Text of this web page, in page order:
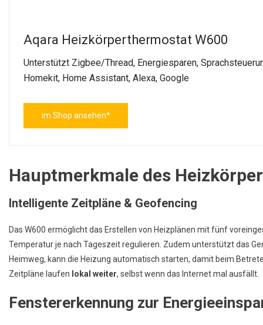
Aqara Heizkörperthermostat W600
Unterstützt Zigbee/Thread, Energiesparen,
Homekit, Home Assistant, Alexa, Google
im Shop ansehen*
Hauptmerkmale des
Intelligente Zeitpläne & Geofencing
Das W600 ermöglicht das Erstellen von Heizplänen mit fünf
Temperatur je nach Tageszeit regulieren. Zudem unterstützt das
Heimweg, kann die Heizung automatisch starten, damit beim
Zeitpläne laufen lokal weiter, selbst wenn das Internet mal ausfällt.
Fenstererkennung zur